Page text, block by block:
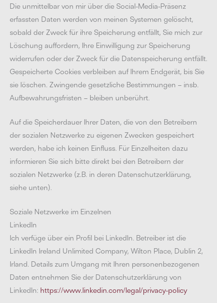
Die unmittelbar von mir über die Social-Media-Präsenz
erfassten Daten werden von meinen Systemen gelöscht,
sobald der Zweck für ihre Speicherung entfällt, Sie mich zur
Löschung auffordern, Ihre Einwilligung zur Speicherung
widerrufen oder der Zweck für die Datenspeicherung entfällt.
Gespeicherte Cookies verbleiben auf Ihrem Endgerät, bis Sie
sie löschen. Zwingende gesetzliche Bestimmungen – insb.
Aufbewahrungsfristen – bleiben unberührt.
Auf die Speicherdauer Ihrer Daten, die von den Betreibern
der sozialen Netzwerke zu eigenen Zwecken gespeichert
werden, habe ich keinen Einfluss. Für Einzelheiten dazu
informieren Sie sich bitte direkt bei den Betreibern der
sozialen Netzwerke (z.B. in deren Datenschutzerklärung,
siehe unten).
Soziale Netzwerke im Einzelnen
LinkedIn
Ich verfüge über ein Profil bei LinkedIn. Betreiber ist die
LinkedIn Ireland Unlimited Company, Wilton Place, Dublin 2,
Irland. Details zum Umgang mit Ihren personenbezogenen
Daten entnehmen Sie der Datenschutzerklärung von
LinkedIn: https://www.linkedin.com/legal/privacy-policy